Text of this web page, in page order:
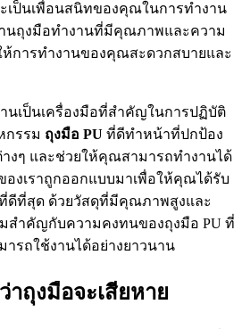
ะเป็นเพื่อนสนิทของคุณในการทำงาน
นถุงมือทำงานที่มีคุณภาพและความ
ห้การทำงานของคุณสะดวกสบายและ
นเป็นเครื่องมือที่สำคัญในการปฏิบัติ
กรรม ถุงมือ PU ที่ดีทำหน้าที่ปกป้อง
งๆ และช่วยให้คุณสามารถทำงานได้
องเราถูกออกแบบมาเพื่อให้คุณได้รับ
ดีที่สุด ด้วยวัสดุที่มีคุณภาพสูงและ
สำคัญกับความคงทนของถุงมือ PU ที่
รถใช้งานได้อย่างยาวนาน
าถุงมือจะเสียหาย